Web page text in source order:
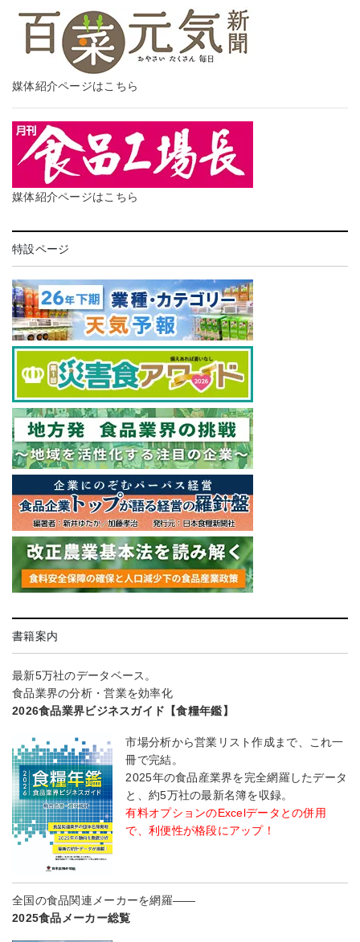
媒体紹介ページはこちら
媒体紹介ページはこちら
特設ページ
書籍案内
最新5万社のデータベース。
食品業界の分析・営業を効率化
2026食品業界ビジネスガイド【食糧年鑑】
市場分析から営業リスト作成まで、これ一
冊で完結。
2025年の食品産業界を完全網羅したデータ
と、約5万社の最新名簿を収録。
有料オプションのExcelデータとの併用
で、利便性が格段にアップ！
全国の食品関連メーカーを網羅――
2025食品メーカー総覧